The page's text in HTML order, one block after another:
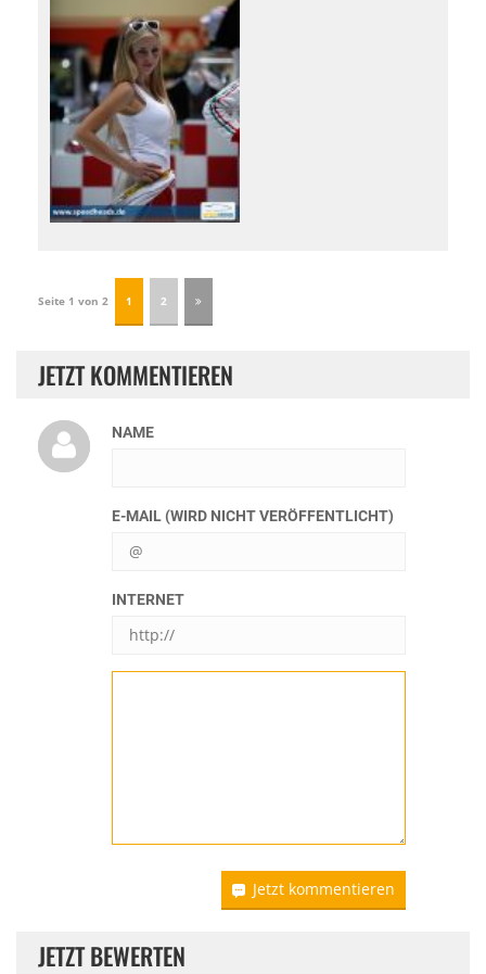
Seite 1 von 2 1 2
JETZT KOMMENTIEREN
NAME
E-MAIL (WIRD NICHT VERÖFFENTLICHT)
INTERNET
Jetzt kommentieren
JETZT BEWERTEN